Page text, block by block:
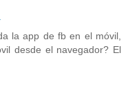
la app de fb en el móvil,
desde el navegador? El